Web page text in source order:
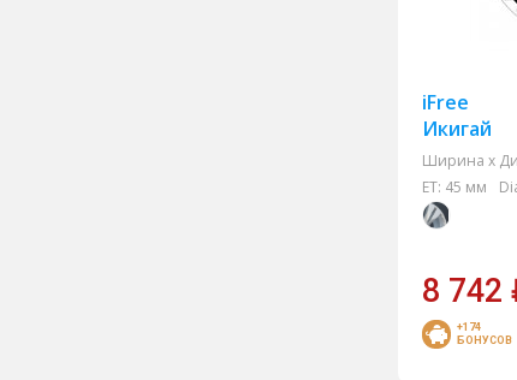
iFree
Икигай
Ширина х
ET: 45 мм
8 742
+174
БОНУСОВ